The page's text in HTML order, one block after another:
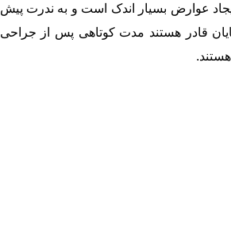
عوارض بسیار اندک است و به ندرت پیش
قادر هستند مدت کوتاهی پس از جراحی